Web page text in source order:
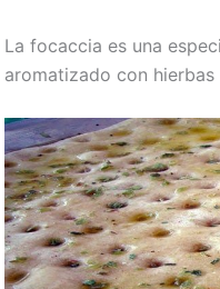
La focaccia es una
aromatizado con